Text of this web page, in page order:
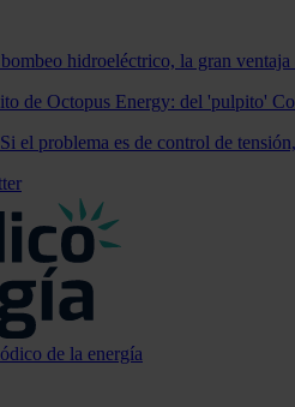
hidroeléctrico, la gran
de Octopus Energy: del 'pulpito'
el problema es de control de